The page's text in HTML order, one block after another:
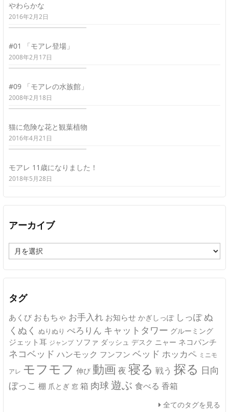
やわらかな
2016年2月2日
#01 「モアレ登場」
2008年2月17日
#09 「モアレの水族館」
2008年2月18日
猫に危険な花と観葉植物
2016年4月21日
モアレ 11歳になりました！
2018年5月28日
アーカイブ
ー
カ
イ
タグ
あくび おもちゃ お手入れ お知らせ かぎしっぽ しっぽ ぬ
くぬく ぬりぬり ぺろりん キャットタワー グルーミング
ジェット耳 ジャンプ ソファ ダッシュ デスク ニャー ネコパンチ
ネコベッド ハンモック フンフン ベッド ホッカペ ミニモ
アレ モフモフ 伸び 動画 夜 寝る 戦う 探る 日向
ぼっこ 棚 爪とぎ 窓 箱 肉球 遊ぶ 食べる 香箱
全てのタグを見る